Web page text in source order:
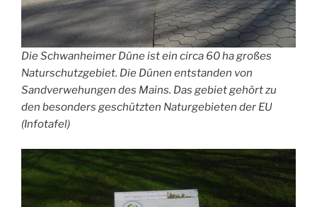
Die Schwanheimer Düne ist ein circa 60 ha großes
Naturschutzgebiet. Die Dünen entstanden von
Sandverwehungen des Mains. Das gebiet gehört zu
den besonders geschützten Naturgebieten der EU
(Infotafel)